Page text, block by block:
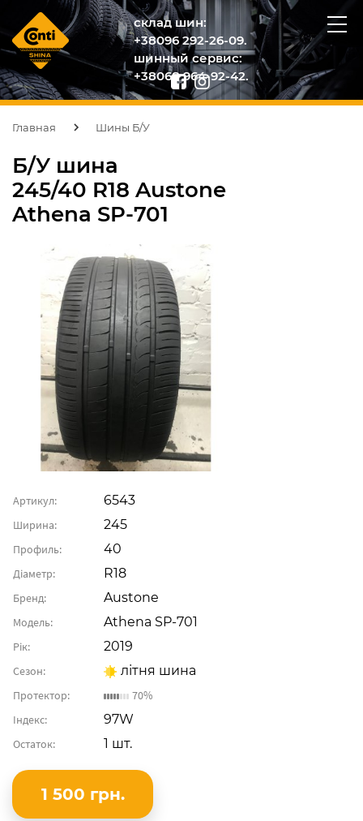
склад шин:
+38096 292-26-09.
шинный сервис:
+38068 964-92-42.
Главная Шины Б/У
Б/У шина
245/40 R18 Austone
Athena SP-701
Артикул: 6543
Ширина: 245
Профиль: 40
Діаметр: R18
Бренд: Austone
Модель: Athena SP-701
Рік: 2019
Сезон: літня шина
Протектор:
70%
Індекс:
97W
Остаток: 1 шт.
1 500 грн.